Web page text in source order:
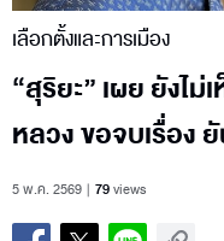
เลือกตั้งและการเมือง
“สุริยะ” เผย ยังไ
หลวง ขอจบเรื่อง
5 พ.ค. 2569 79views